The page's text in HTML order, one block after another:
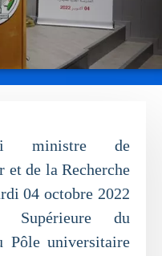
ministre de
et de la Recherche
04 octobre 2022
Supérieure du
Pôle universitaire